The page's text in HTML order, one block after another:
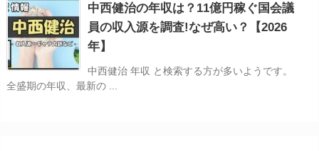
中西健治の年収は？11億円稼ぐ国会議
員の収入源を調査!なぜ高い？【2026
年】
中西健治 年収 と検索する方が多いようです。
全盛期の年収、最新の ...